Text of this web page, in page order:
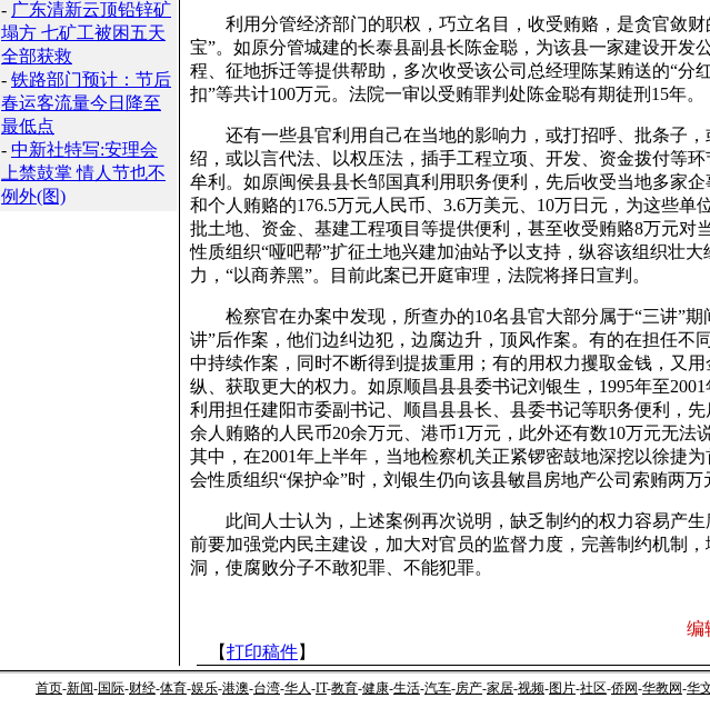
- 广东清新云顶铅锌矿
塌方 七矿工被困五天
全部获救
- 铁路部门预计：节后
春运客流量今日降至
最低点
- 中新社特写:安理会
上禁鼓掌 情人节也不
例外(图)
利用分管经济部门的职权，巧立名目，收受贿赂，是贪官敛财
宝”。如原分管城建的长泰县副县长陈金聪，为该县一家建设开发
程、征地拆迁等提供帮助，多次收受该公司总经理陈某贿送的“分
扣”等共计100万元。法院一审以受贿罪判处陈金聪有期徒刑15年。
还有一些县官利用自己在当地的影响力，或打招呼、批条子，
绍，或以言代法、以权压法，插手工程立项、开发、资金拨付等环
牟利。如原闽侯县县长邹国真利用职务便利，先后收受当地多家企
和个人贿赂的176.5万元人民币、3.6万美元、10万日元，为这些单
批土地、资金、基建工程项目等提供便利，甚至收受贿赂8万元对
性质组织“哑吧帮”扩征土地兴建加油站予以支持，纵容该组织壮大
力，“以商养黑”。目前此案已开庭审理，法院将择日宣判。
检察官在办案中发现，所查办的10名县官大部分属于“三讲”期
讲”后作案，他们边纠边犯，边腐边升，顶风作案。有的在担任不
中持续作案，同时不断得到提拔重用；有的用权力攫取金钱，又用
纵、获取更大的权力。如原顺昌县县委书记刘银生，1995年至2001
利用担任建阳市委副书记、顺昌县县长、县委书记等职务便利，先
余人贿赂的人民币20余万元、港币1万元，此外还有数10万元无法
其中，在2001年上半年，当地检察机关正紧锣密鼓地深挖以徐捷为
会性质组织“保护伞”时，刘银生仍向该县敏昌房地产公司索贿两万
此间人士认为，上述案例再次说明，缺乏制约的权力容易产生
前要加强党内民主建设，加大对官员的监督力度，完善制约机制，
洞，使腐败分子不敢犯罪、不能犯罪。
编
【打印稿件】
首页-新闻-国际-财经-体育-娱乐-港澳-台湾-华人-IT-教育-健康-生活-汽车-房产-家居-视频-图片-社区-侨网-华教网-华